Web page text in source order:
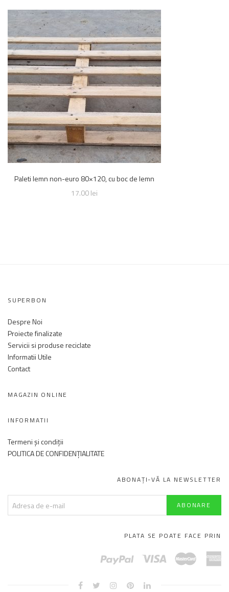
Paleti lemn non-euro 80×120, cu boc de lemn
17.00lei
SUPERBON
Despre Noi
Proiecte finalizate
Servicii si produse reciclate
Informatii Utile
Contact
MAGAZIN ONLINE
INFORMATII
Termeni și condiții
POLITICA DE CONFIDENȚIALITATE
ABONAȚI-VĂ LA NEWSLETTER
PLATA SE POATE FACE PRIN